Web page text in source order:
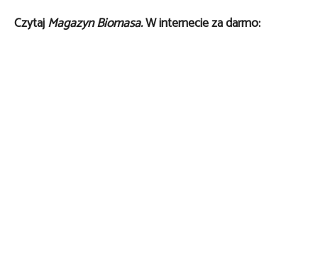
CzytajMagazyn Biomasa.W internecie za darmo: